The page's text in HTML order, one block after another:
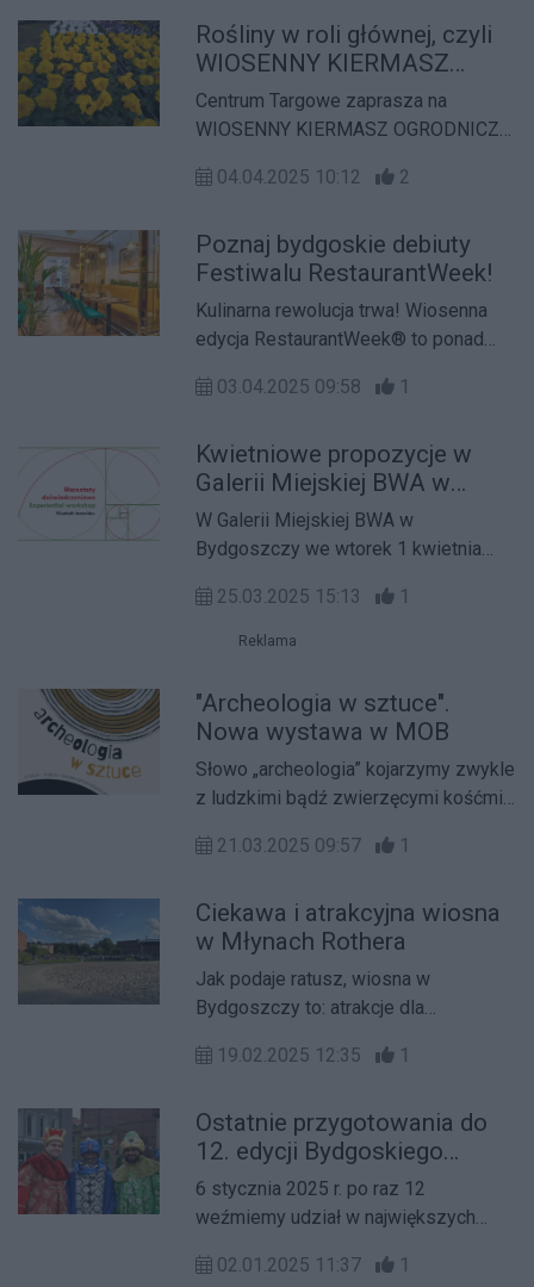
możesz odpoczywać, rozwijać się,
działać i po prostu być. Wybierz coś
bezpłatne. Obowiązują zapisy.
Rośliny w roli głównej, czyli
WIOSENNY KIERMASZ
OGRODNICZY już w
najbliższy weekend!
Centrum Targowe zaprasza na
WIOSENNY KIERMASZ OGRODNICZY
10:00-17:00. Wstęp wolny.
04.04.2025 10:12 2
Poznaj bydgoskie debiuty
Festiwalu RestaurantWeek!
Kulinarna rewolucja trwa! Wiosenna
edycja RestaurantWeek® to ponad
Polsce, które czekają, by zaskoczyć i
niepowtarzalna okazja, by przed
wszystkimi odkryć miejsca, o których
wkrótce będzie głośno. Jesteś
#BornToBeFoodie? Nie przegap
doświadczenia! Rezerwuj stolik już
03.04.2025 09:58 1
Kwietniowe propozycje w
Galerii Miejskiej BWA w
Bydgoszczy
W Galerii Miejskiej BWA w
Bydgoszczy we wtorek 1 kwietnia
Łukasza Breitenbacha, polskiego
malarza, absolwenta bydgoskiego
tytuł magistra sztuki w pracowni
Mieczysława Ziomka UMK Toruń
25.03.2025 15:13 1
Reklama
"Archeologia w sztuce".
Nowa wystawa w MOB
Słowo „archeologia” kojarzymy zwykle
z ludzkimi bądź zwierzęcymi kośćmi,
fundamentami dawnych twierdz.
pomijający fakt wzajemnego
przenikania się światów
archeologicznego i artystycznego. O
tym, jak silny jest ten związek,
Muzeum Okręgowe w Bydgoszczy i
w sztuce”.
21.03.2025 09:57 1
Ciekawa i atrakcyjna wiosna
w Młynach Rothera
Jak podaje ratusz, wiosna w
Bydgoszczy to: atrakcje dla
szkolenia dla ludzi kultury, czy
książek. To tylko część atrakcji, jakie
przygotowały dla bydgoszczanek i
bydgoszczan Młyny Rothera.
19.02.2025 12:35 1
Ostatnie przygotowania do
12. edycji Bydgoskiego
Orszaku Trzech Króli
6 stycznia 2025 r. po raz 12
weźmiemy udział w największych
tysiące kolędników wyjdzie na ulice,
02.01.2025 11:37 1